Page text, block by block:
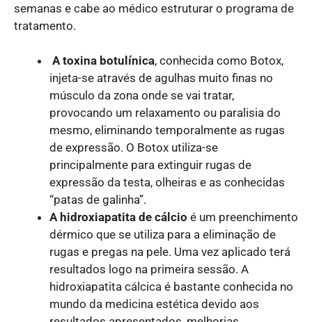
semanas e cabe ao médico estruturar o programa de
tratamento.
A toxina botulínica, conhecida como Botox,
injeta-se através de agulhas muito finas no
músculo da zona onde se vai tratar,
provocando um relaxamento ou paralisia do
mesmo, eliminando temporalmente as rugas
de expressão. O Botox utiliza-se
principalmente para extinguir rugas de
expressão da testa, olheiras e as conhecidas
“patas de galinha”.
A hidroxiapatita de cálcio é um preenchimento
dérmico que se utiliza para a eliminação de
rugas e pregas na pele. Uma vez aplicado terá
resultados logo na primeira sessão. A
hidroxiapatita cálcica é bastante conhecida no
mundo da medicina estética devido aos